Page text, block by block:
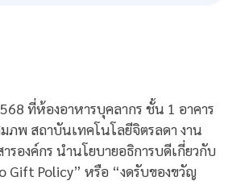
ที่ห้องอาหารบุคลากร ชั้น 1 อาคาร
ภพ สถาบันเทคโนโลยีจิตรลดา งาน
รองค์กร นำนโยบายอธิการบดีเกี่ยวกับ
Gift Policy” หรือ “งดรับของขวัญ